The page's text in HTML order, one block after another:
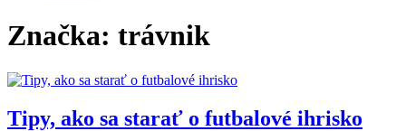
Značka: trávnik
Tipy, ako sa starať o futbalové ihrisko